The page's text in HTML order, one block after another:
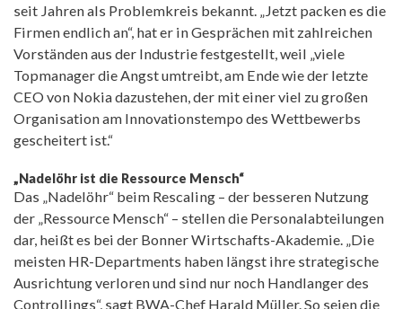
seit Jahren als Problemkreis bekannt. „Jetzt packen es die
Firmen endlich an“, hat er in Gesprächen mit zahlreichen
Vorständen aus der Industrie festgestellt, weil „viele
Topmanager die Angst umtreibt, am Ende wie der letzte
CEO von Nokia dazustehen, der mit einer viel zu großen
Organisation am Innovationstempo des Wettbewerbs
gescheitert ist.“
„Nadelöhr ist die Ressource Mensch“
Das „Nadelöhr“ beim Rescaling – der besseren Nutzung
der „Ressource Mensch“ – stellen die Personalabteilungen
dar, heißt es bei der Bonner Wirtschafts-Akademie. „Die
meisten HR-Departments haben längst ihre strategische
Ausrichtung verloren und sind nur noch Handlanger des
Controllings“, sagt BWA-Chef Harald Müller. So seien die